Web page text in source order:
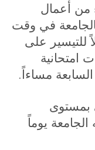
من أعمال
في وقت
للتيسير على
امتحانية
مساءاً .
بمستوى
يوماً